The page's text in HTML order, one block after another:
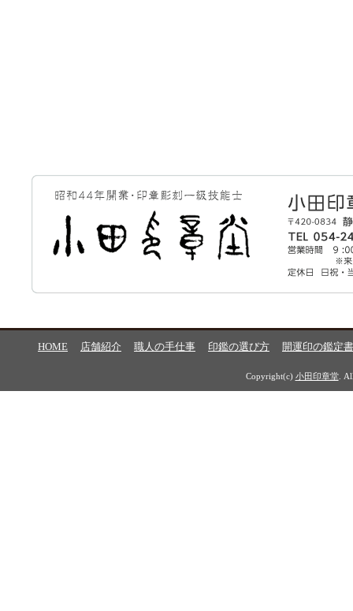
HOME 店舗紹介 職人の手仕事 印鑑の選び方 開運印の鑑定書
Copyright(c) 小田印章堂.